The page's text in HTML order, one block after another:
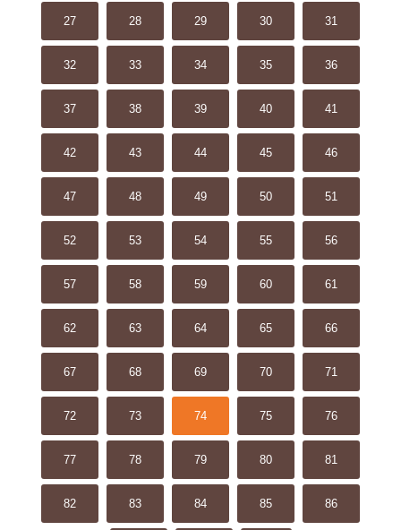
27 28 29 30 31
32 33 34 35 36
37 38 39 40 41
42 43 44 45 46
47 48 49 50 51
52 53 54 55 56
57 58 59 60 61
62 63 64 65 66
67 68 69 70 71
72 73 74 75 76
77 78 79 80 81
82 83 84 85 86